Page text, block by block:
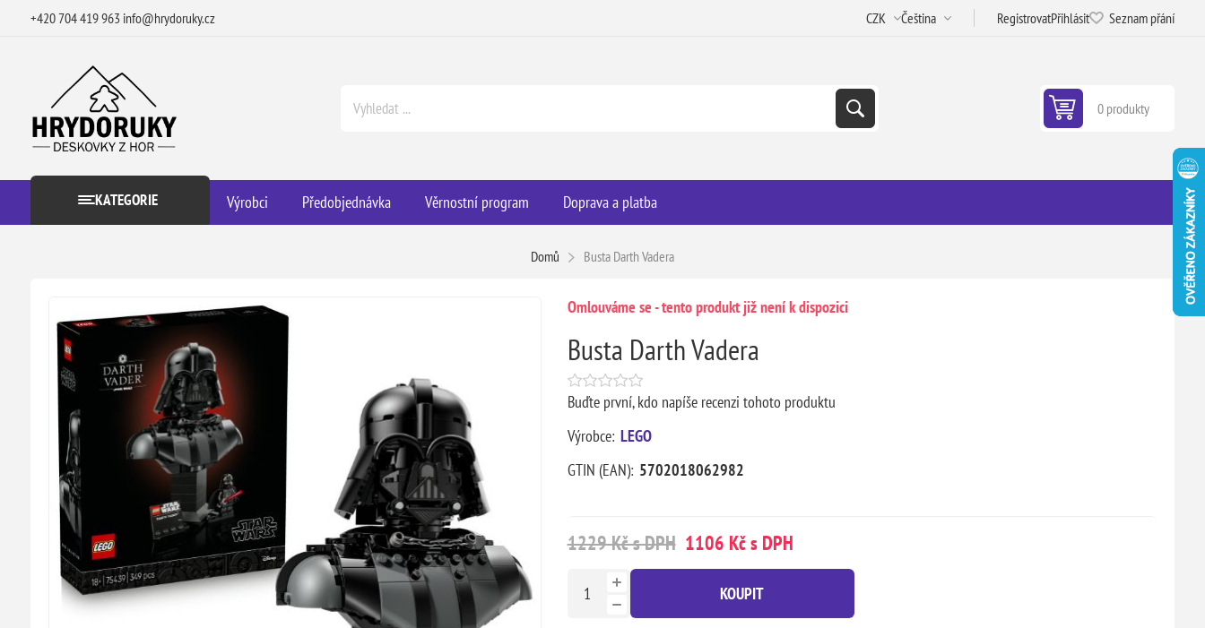
+420 704 419 963 info@hrydoruky.cz RegistrovatPřihlásit Seznam přání
0 produkty
KATEGORIE Výrobci Předobjednávka Věrnostní program Doprava a platba
Domů Busta Darth Vadera
Omlouváme se - tento produkt již není k dispozici
Busta Darth Vadera
Buďte první, kdo napíše recenzi tohoto produktu
Výrobce: LEGO
GTIN (EAN): 5702018062982
1229 Kč s DPH 1106 Kč s DPH
KOUPIT